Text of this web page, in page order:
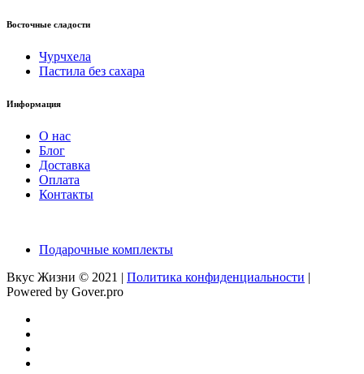
Восточные сладости
Чурчхела
Пастила без сахара
Информация
О нас
Блог
Доставка
Оплата
Контакты
Подарочные комплекты
Вкус Жизни © 2021 | Политика конфиденциальности |
Powered by Gover.pro